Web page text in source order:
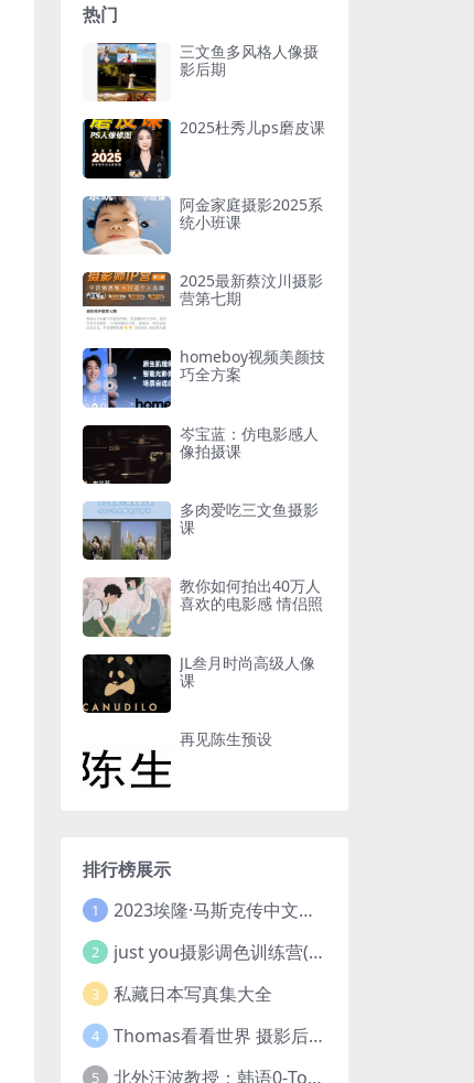
热门
三文鱼多风格人像摄
影后期
2025杜秀儿ps磨皮课
阿金家庭摄影2025系
统小班课
2025最新蔡汶川摄影
营第七期
homeboy视频美颜技
巧全方案
岑宝蓝：仿电影感人
像拍摄课
多肉爱吃三文鱼摄影
课
教你如何拍出40万人
喜欢的电影感 情侣照
JL叁月时尚高级人像
课
再见陈生预设
排行榜展示
1 2023埃隆·马斯克传中文版 电子书pdf
2 just you摄影调色训练营(已加密}
3 私藏日本写真集大全
4 Thomas看看世界 摄影后期调色：给摄影爱好者的色彩课 网盘下载
5 北外汪波教授：韩语0-Topik6全程班